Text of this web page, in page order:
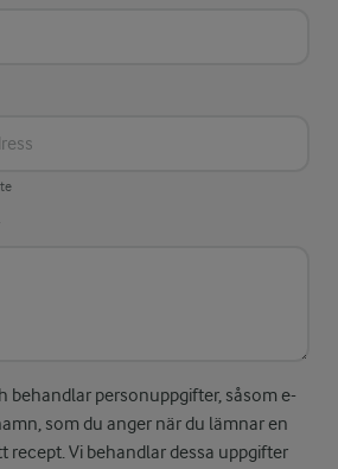
behandlar personuppgifter, såsom e-
som du anger när du lämnar en
recept. Vi behandlar dessa uppgifter